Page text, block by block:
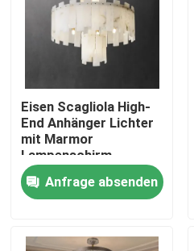
Zu Hause
Eisen Scagliola High-
End Anhänger Lichter
mit Marmor
Lampenschirm
Anfrage absenden